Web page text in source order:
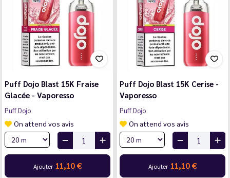
Puff Dojo Blast 15K Fraise
Glacée - Vaporesso
Puff Dojo
On attend vos avis
Ajouter 11,10 €
Puff Dojo Blast 15K Cerise -
Vaporesso
Puff Dojo
On attend vos avis
Ajouter 11,10 €